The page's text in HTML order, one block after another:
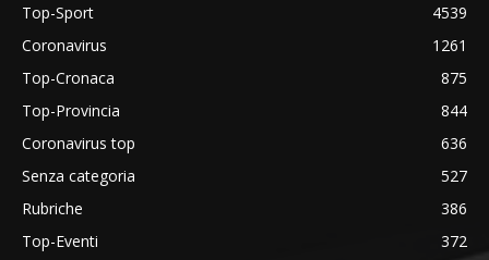
Top-Sport
4539
Coronavirus
1261
Top-Cronaca
875
Top-Provincia
844
Coronavirus top
636
Senza categoria
527
Rubriche
386
Top-Eventi
372